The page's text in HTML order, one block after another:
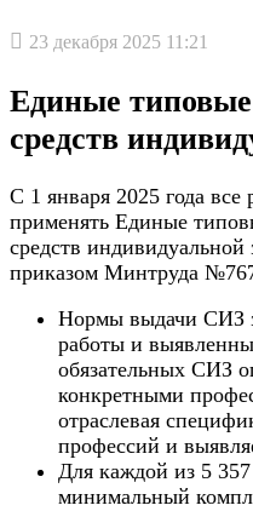
23 декабря 2025 11:21
Единые
средств
С 1 января 2025 года все
применять Единые
средств
приказом Минтруда
Нормы выдачи СИЗ
работы и
обязательных СИЗ
конкретными
отраслевая
профессий и
Для каждой из 5
минимальный